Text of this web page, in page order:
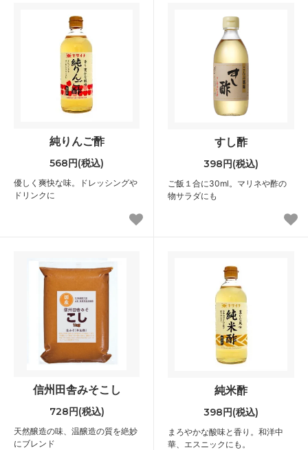
純りんご酢
568円(税込)
優しく爽快な味。ドレッシングや
ドリンクに
すし酢
398円(税込)
ご飯１合に30ml。マリネや酢の
物サラダにも
信州田舎みそこし
728円(税込)
天然醸造の味、温醸造の質を絶妙
にブレンド
純米酢
398円(税込)
まろやかな酸味と香り。和洋中
華、エスニックにも。